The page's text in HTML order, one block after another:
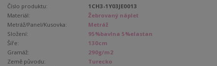
Číslo produktu:
1CH3-1Y03JE0013
Materiál:
Žebrovaný náplet
Metráž/Panel/Kusovka:
Metráž
Složení:
95%bavlna 5%elastan
Šíře:
130cm
Gramáž:
290g/m2
Země původu:
Turecko